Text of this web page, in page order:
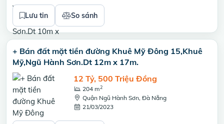
Lưu tin So sánh
+ Bán đất mặt tiền đường Khuê Mỹ Đông 15,Khuê
Mỹ,Ngũ Hành Sơn.Dt 12m x 17m.
12 Tỷ, 500 Triệu Đồng
204 m2
Quận Ngũ Hành Sơn, Đà Nẵng
21/03/2023